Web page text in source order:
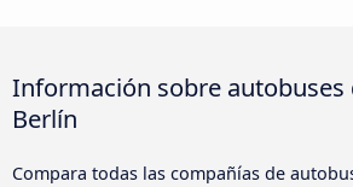
Información sobre autobuses
Berlín
Compara todas las compañías de